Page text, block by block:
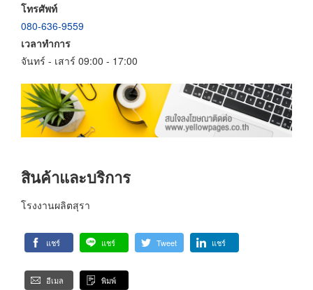
โทรศัพท์
080-636-9559
เวลาทำการ
จันทร์ - เสาร์ 09:00 - 17:00
สินค้าและบริการ
โรงงานผลิตสุรา
แชร์ แชร์ Tweet แชร์
อีเมล พิมพ์